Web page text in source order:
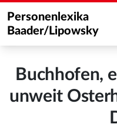
Personenlexika
Baader/Lipowsky
Buchhofen,
unweit